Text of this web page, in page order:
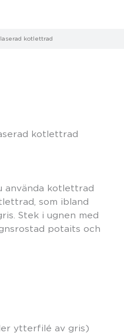
kotlettrad
kotlettrad
använda kotlettrad
som ibland
Stek i ugnen med
potaits och
ytterfilé av gris)